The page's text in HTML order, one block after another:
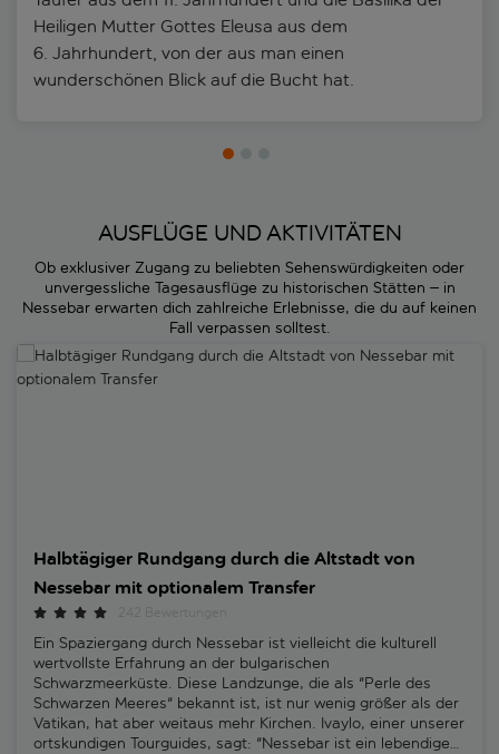
Heiligen Mutter Gottes Eleusa aus dem
6. Jahrhundert, von der aus man einen
wunderschönen Blick auf die Bucht hat.
AUSFLÜGE UND AKTIVITÄTEN
Ob exklusiver Zugang zu beliebten Sehenswürdigkeiten oder
unvergessliche Tagesausflüge zu historischen Stätten – in
Nessebar erwarten dich zahlreiche Erlebnisse, die du auf keinen
Fall verpassen solltest.
Halbtägiger Rundgang durch die Altstadt von Nessebar mit
Halbtägiger Rundgang durch die Altstadt von
Nessebar mit optionalem Transfer
Ein Spaziergang durch Nessebar ist vielleicht die kulturell
wertvollste Erfahrung an der bulgarischen
Schwarzmeerküste. Diese Landzunge, die als "Perle des
Schwarzen Meeres" bekannt ist, ist nur wenig größer als der
Vatikan, hat aber weitaus mehr Kirchen. Ivaylo, einer unserer
ortskundigen Tourguides, sagt: "Nessebar ist ein lebendiges